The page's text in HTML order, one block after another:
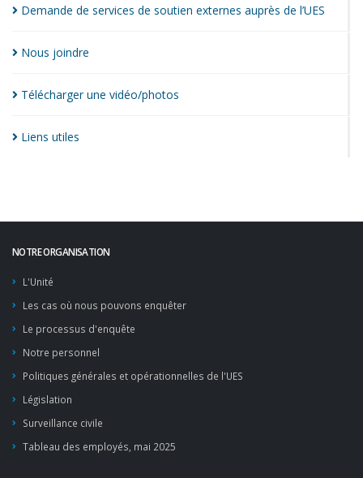
Demande de services de soutien externes auprès de l’UES
Nous joindre
Télécharger une vidéo/photos
Liens utiles
NOTRE ORGANISATION
L'Unité
Les cas où nous pouvons enquêter
Le processus d'enquête
Notre personnel
Politiques générales et opérationnelles de l'UES
Législation
Surveillance civile
Tableau des employés, mai 2025